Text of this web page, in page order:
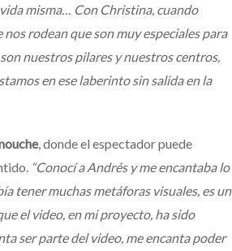
misma… Con Christina, cuando
rodean que son muy especiales para
nuestros pilares y nuestros centros,
en ese laberinto sin salida en la
, donde el espectador puede
“Conocí a Andrés y me encantaba lo
tener muchas metáforas visuales, es un
el video, en mi proyecto, ha sido
ser parte del video, me encanta poder